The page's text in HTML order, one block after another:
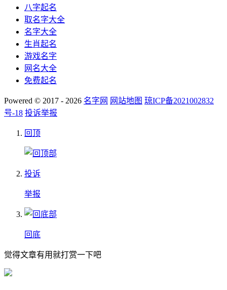
八字起名
取名字大全
名字大全
生肖起名
游戏名字
网名大全
免费起名
Powered © 2017 - 2026 名字网 网站地图 琼ICP备2021002832
号-18 投诉举报
回顶
投诉
举报
回底
觉得文章有用就打赏一下吧